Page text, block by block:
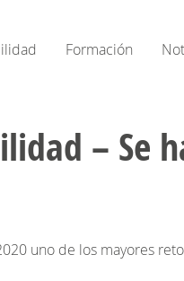
Formación
– Se
uno de los mayores